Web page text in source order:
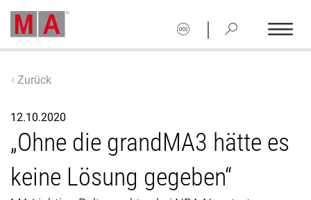
|
Zurück
12.10.2020
„Ohne die grandMA3 hätte es
keine Lösung gegeben“